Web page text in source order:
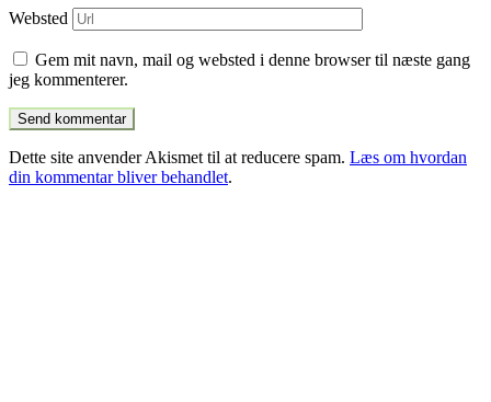
Websted
Gem mit navn, mail og websted i denne browser til næste gang
jeg kommenterer.
Dette site anvender Akismet til at reducere spam. Læs om hvordan
din kommentar bliver behandlet.